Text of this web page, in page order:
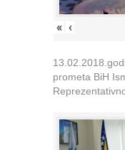
« ‹
prometa BiH